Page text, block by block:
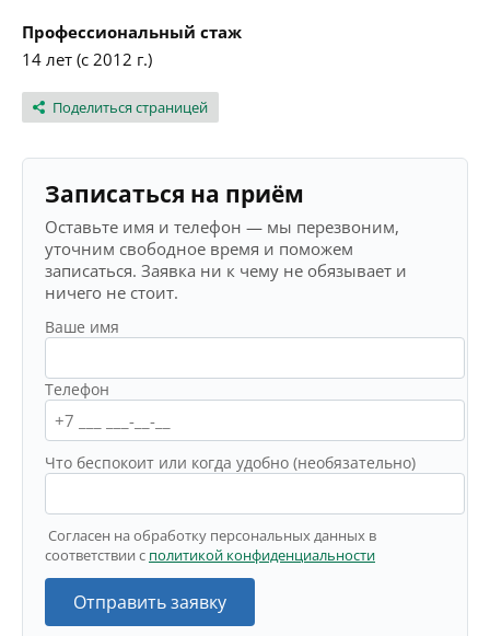
Профессиональный стаж
14 лет (с 2012 г.)
Поделиться страницей
Записаться на приём
Оставьте имя и телефон — мы перезвоним,
уточним свободное время и поможем
записаться. Заявка ни к чему не обязывает и
ничего не стоит.
Ваше имя
Телефон
Что беспокоит или когда удобно (необязательно)
Согласен на обработку персональных данных в
соответствии с политикой конфиденциальности
Отправить заявку